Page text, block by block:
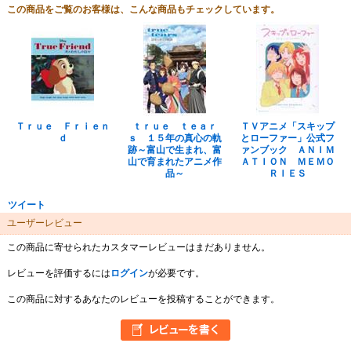
この商品をご覧のお客様は、こんな商品もチェックしています。
Ｔｒｕｅ Ｆｒｉｅｎ
ｄ
ｔｒｕｅ ｔｅａｒ
ｓ １５年の真心の軌
跡～富山で生まれ、富
山で育まれたアニメ作
品～
ＴＶアニメ「スキップ
とローファー」公式フ
ァンブック ＡＮＩＭ
ＡＴＩＯＮ ＭＥＭＯ
ＲＩＥＳ
ツイート
ユーザーレビュー
この商品に寄せられたカスタマーレビューはまだありません。
レビューを評価するには ログインが必要です。
この商品に対するあなたのレビューを投稿することができます。